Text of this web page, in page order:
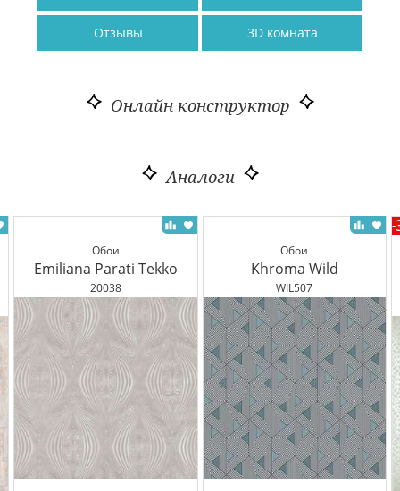
Отзывы 3D комната
Онлайн конструктор
Аналоги
Обои
Emiliana Parati Tekko
20038
Обои
Khroma Wild
WIL507
-